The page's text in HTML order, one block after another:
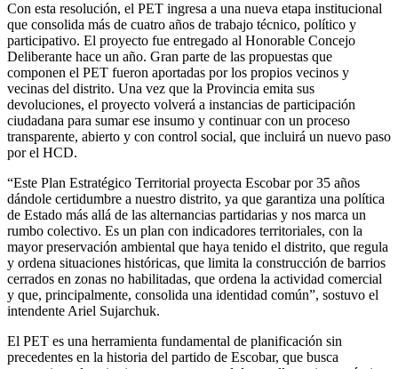
Con esta resolución, el PET ingresa a una nueva etapa institucional
que consolida más de cuatro años de trabajo técnico, político y
participativo. El proyecto fue entregado al Honorable Concejo
Deliberante hace un año. Gran parte de las propuestas que
componen el PET fueron aportadas por los propios vecinos y
vecinas del distrito. Una vez que la Provincia emita sus
devoluciones, el proyecto volverá a instancias de participación
ciudadana para sumar ese insumo y continuar con un proceso
transparente, abierto y con control social, que incluirá un nuevo paso
por el HCD.
“Este Plan Estratégico Territorial proyecta Escobar por 35 años
dándole certidumbre a nuestro distrito, ya que garantiza una política
de Estado más allá de las alternancias partidarias y nos marca un
rumbo colectivo. Es un plan con indicadores territoriales, con la
mayor preservación ambiental que haya tenido el distrito, que regula
y ordena situaciones históricas, que limita la construcción de barrios
cerrados en zonas no habilitadas, que ordena la actividad comercial
y que, principalmente, consolida una identidad común”, sostuvo el
intendente Ariel Sujarchuk.
El PET es una herramienta fundamental de planificación sin
precedentes en la historia del partido de Escobar, que busca